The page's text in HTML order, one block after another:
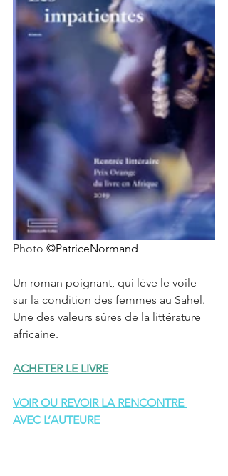
Photo ©PatriceNormand
Un roman poignant, qui lève le voile
sur la condition des femmes au Sahel.
Une des valeurs sûres de la littérature
africaine.
ACHETER LE LIVRE
VOIR OU REVOIR LA RENCONTRE
AVEC L’AUTEURE